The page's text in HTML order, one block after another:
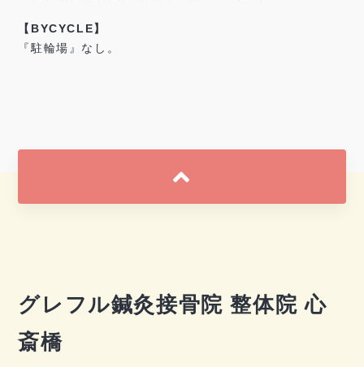
【BYCYCLE】
『駐輪場』なし。
グレフル鍼灸接骨院 整体院 心
斎橋